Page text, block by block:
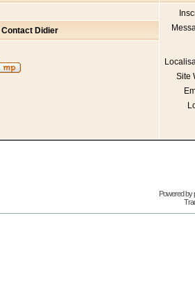
Site
Contact Didier
Powered by